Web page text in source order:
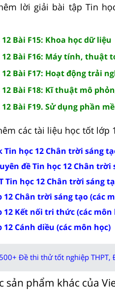
lời giải bài tập Tin
Bài F15: Khoa học dữ liệu
12 Bài F16: Máy tính, thuật
Bài F17: Hoạt động trải
Bài F18: Kĩ thuật mô
Bài F19. Sử dụng phần
các tài liệu học tốt lớp
Tin học 12 Chân trời sáng
đề Tin học 12 Chân trời
Tin học 12 Chân trời sáng
12 Chân trời sáng tạo (các
12 Kết nối tri thức (các môn
12 Cánh diều (các môn học)
500+ Đề thi thử tốt nghiệp THPT,
sản phẩm khác của